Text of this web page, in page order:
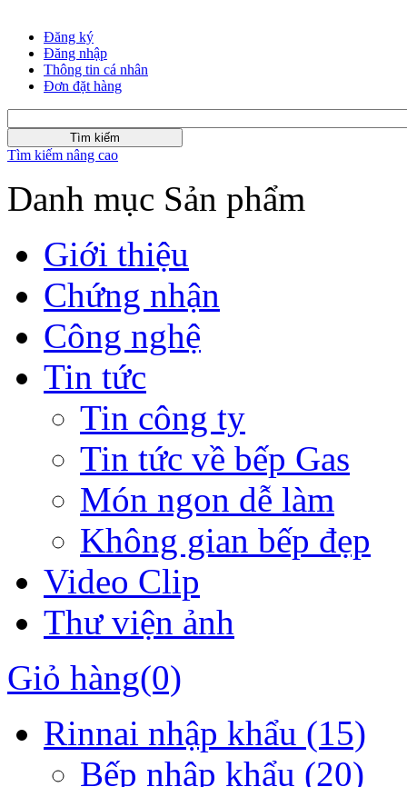
Đăng ký
Đăng nhập
Thông tin cá nhân
Đơn đặt hàng
Tìm kiếm nâng cao
Danh mục Sản phẩm
Giới thiệu
Chứng nhận
Công nghệ
Tin tức
Tin công ty
Tin tức về bếp Gas
Món ngon dễ làm
Không gian bếp đẹp
Video Clip
Thư viện ảnh
Giỏ hàng(0)
Rinnai nhập khẩu (15)
Bếp nhập khẩu (20)